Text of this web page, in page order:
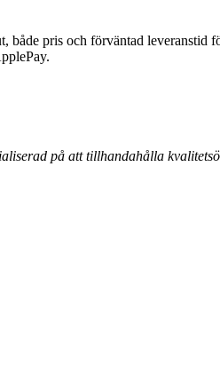
både pris och förväntad leveranstid
på att tillhandahålla